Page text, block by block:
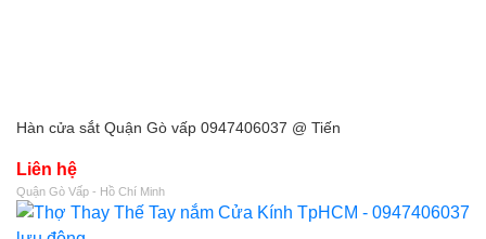
Hàn cửa sắt Quận Gò vấp 0947406037 @ Tiến
Liên hệ
Quận Gò Vấp - Hồ Chí Minh